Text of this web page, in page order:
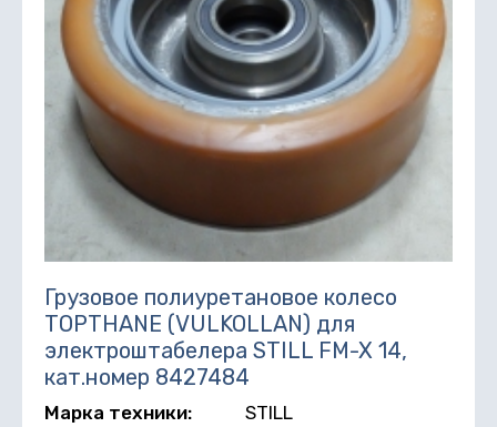
Грузовое полиуретановое колесо
TOPTHANE (VULKOLLAN) для
электроштабелера STILL FM-X 14,
кат.номер 8427484
Марка техники:
STILL